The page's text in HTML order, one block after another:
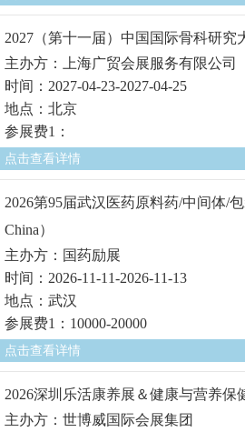
2027（第十一届）中国国际骨科研究
主办方：上海广贸会展服务有限公司
时间：2027-04-23-2027-04-25
地点：北京
参展费1：
点击查看详情
2026第95届武汉医药原料药/中间体/
China）
主办方：国药励展
时间：2026-11-11-2026-11-13
地点：武汉
参展费1：10000-20000
点击查看详情
2026深圳乐活康养展＆健康与营养保
主办方：世博威国际会展集团